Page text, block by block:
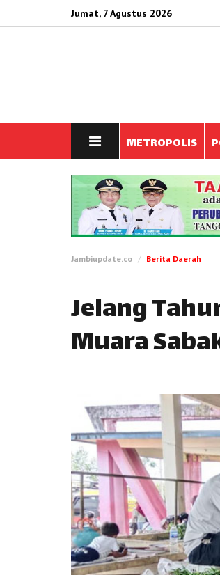
Jumat, 7 Agustus 2026
METROPOLIS
Jambiupdate.co Berita Daerah
Jelang
Muara